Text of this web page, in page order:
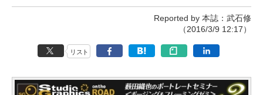
Reported by 本誌：武石修
（2016/3/9 12:17）
リスト